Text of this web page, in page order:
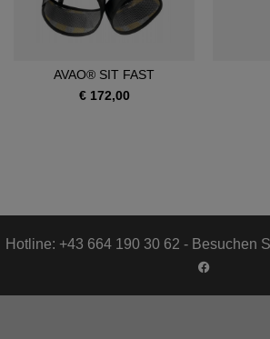
AVAO® SIT FAST
€ 172,00
Hotline: +43 664 190 30 62 - Besuchen